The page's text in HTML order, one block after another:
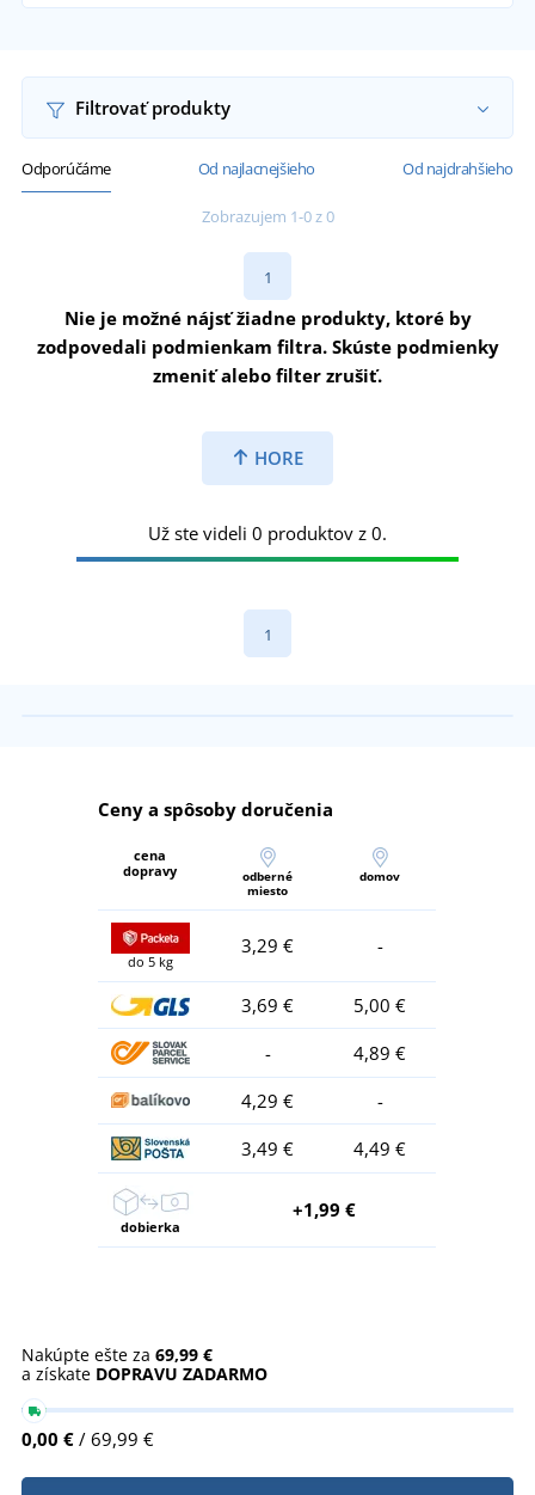
Filtrovať produkty
Odporúčáme Od najlacnejšieho Od najdrahšieho
Zobrazujem 1-0 z 0
1
Nie je možné nájsť žiadne produkty, ktoré by
zodpovedali podmienkam filtra. Skúste podmienky
zmeniť alebo filter zrušiť.
HORE
Už ste videli 0 produktov z 0.
1
Ceny a spôsoby doručenia
cena
dopravy
odberné
miesto
domov
do 5 kg
3,29 € -
3,69 €
5,00 €
-
4,89 €
4,29 €
-
3,49 €
4,49 €
dobierka
+1,99 €
Nakúpte ešte za 69,99 €
a získate DOPRAVU ZADARMO
0,00 € / 69,99 €